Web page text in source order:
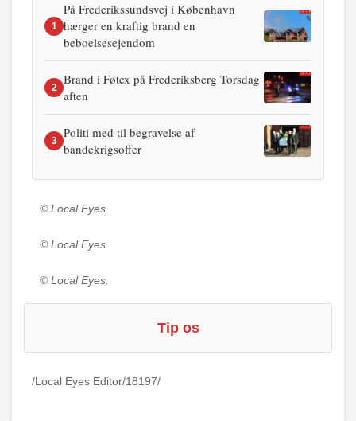
1
På Frederikssundsvej i København
hærger en kraftig brand en
beboelsesejendom
2
Brand i Føtex på Frederiksberg Torsdag
aften
3
Politi med til begravelse af
bandekrigsoffer
© Local Eyes.
© Local Eyes.
© Local Eyes.
Tip os
/Local Eyes Editor/18197/